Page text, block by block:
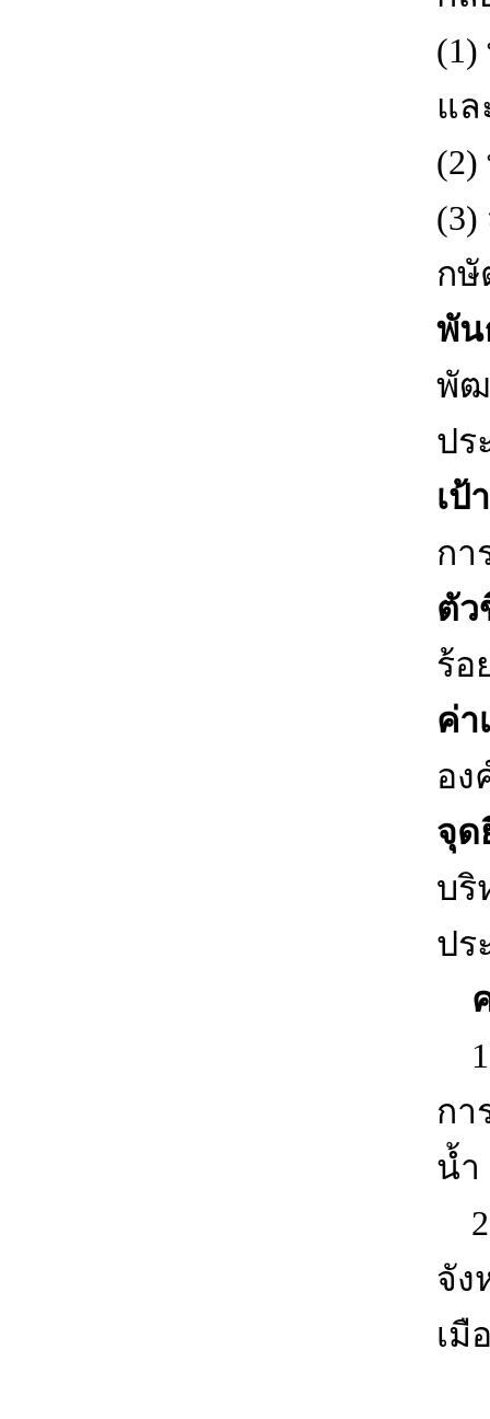
แล
(3)
กษั
พัน
พัฒ
ปร
เป้
กา
ตัว
ร้อ
ค่า
อง
จุด
บริ
ปร
ค
กา
น้ำ
จัง
เมื